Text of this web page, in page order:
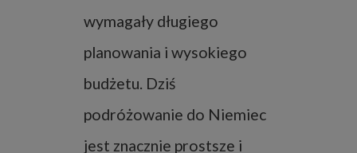
wymagały długiego
planowania i wysokiego
budżetu. Dziś
podróżowanie do Niemiec
jest znacznie prostsze i